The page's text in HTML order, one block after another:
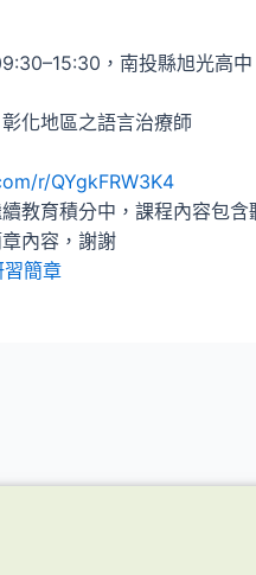
， 南投縣旭光高中
化地區之語言治療師
r/QYgkFRW3K4
教育積分中， 課程內容包含
內容，謝謝
簡章